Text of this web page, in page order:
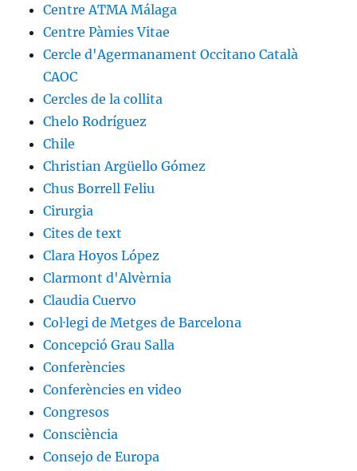
Centre ATMA Málaga
Centre Pàmies Vitae
Cercle d'Agermanament Occitano Català
CAOC
Cercles de la collita
Chelo Rodríguez
Chile
Christian Argüello Gómez
Chus Borrell Feliu
Cirurgia
Cites de text
Clara Hoyos López
Clarmont d'Alvèrnia
Claudia Cuervo
Col·legi de Metges de Barcelona
Concepció Grau Salla
Conferències
Conferències en video
Congresos
Consciència
Consejo de Europa